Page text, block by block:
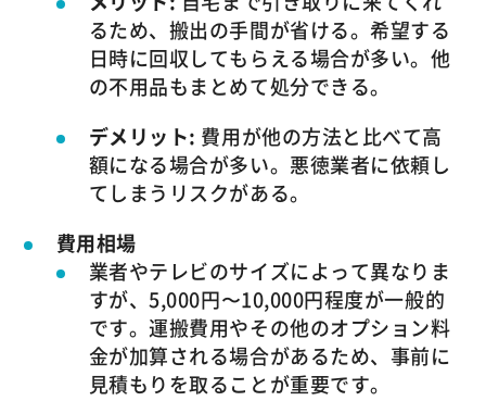
るため、搬出の手間が省ける。希望する
日時に回収してもらえる場合が多い。他
の不用品もまとめて処分できる。
デメリット: 費用が他の方法と比べて高
額になる場合が多い。悪徳業者に依頼し
てしまうリスクがある。
費用相場
業者やテレビのサイズによって異なりま
すが、5,000円〜10,000円程度が一般的
です。運搬費用やその他のオプション料
金が加算される場合があるため、事前に
見積もりを取ることが重要です。